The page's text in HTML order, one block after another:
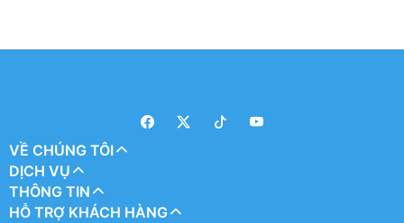
VỀ CHÚNG TÔI
DỊCH VỤ
THÔNG TIN
HỖ TRỢ KHÁCH HÀNG